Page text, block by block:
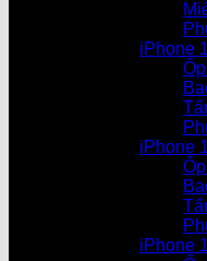
iPhone
iPhone
iPhone